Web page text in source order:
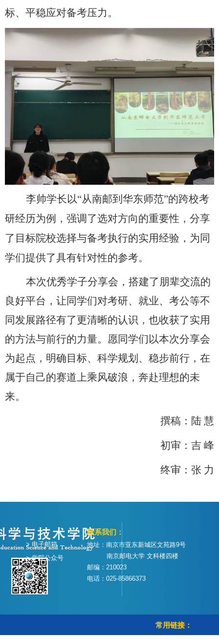
标、平稳应对备考压力。
李帅学长以“从南邮到华东师范”的跨校考
研经历为例，强调了选对方向的重要性，分享
了目标院校选择与备考执行的实用经验，为同
学们提供了具有针对性的参考。
本次优秀学子分享会，搭建了朋辈交流的
良好平台，让同学们对考研、就业、考公等不
同发展路径有了更清晰的认识，也收获了实用
的方法与前行的力量。愿同学们以本次分享会
为起点，明确目标、科学规划、稳步前行，在
属于自己的赛道上乘风破浪，奔赴理想的未
来。
撰稿：陆 慧
初审：吉 峰
终审：张 力
联系我们：
地址：南京市亚东新城区文苑路9号
南京邮电大学 文科楼四楼
邮编：210023
电话：025-85866373
> 电子邮箱
> 学院公众号
常用链接：